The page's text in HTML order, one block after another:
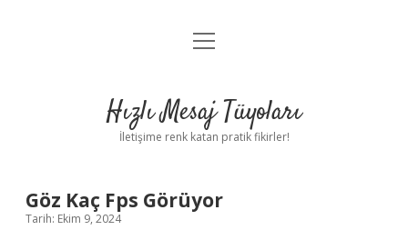
Anasayfa
Yasal Uyarı
menüyü
Hızlı Mesaj Tüyoları
İletişime renk katan pratik fikirler!
Göz Kaç Fps Görüyor
Tarih: Ekim 9, 2024